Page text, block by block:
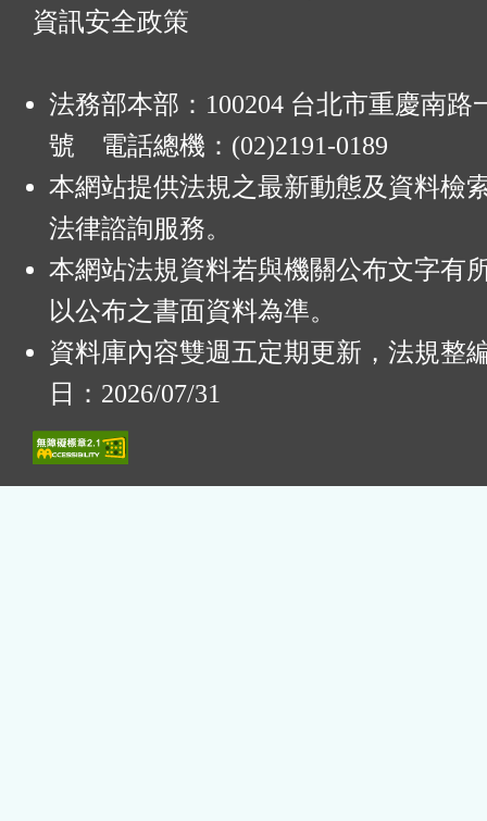
資訊安全政策
法務部本部：100204 台北市重慶南路
號 電話總機：(02)2191-0189
本網站提供法規之最新動態及資料檢
法律諮詢服務。
本網站法規資料若與機關公布文字有
以公布之書面資料為準。
資料庫內容雙週五定期更新，法規整
日：2026/07/31